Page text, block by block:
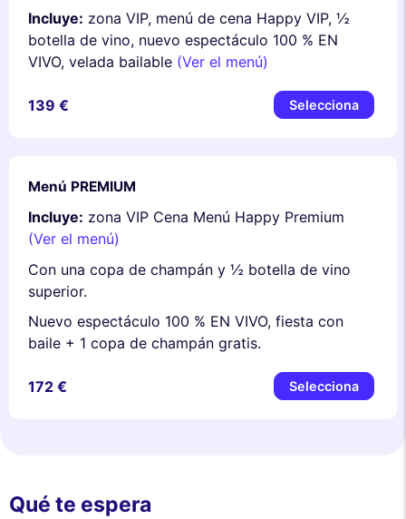
Incluye: zona VIP, menú de cena Happy VIP, ½
botella de vino, nuevo espectáculo 100 % EN
VIVO, velada bailable (Ver el menú)
139 € Selecciona
Menú PREMIUM
Incluye: zona VIP Cena Menú Happy Premium
(Ver el menú)
Con una copa de champán y ½ botella de vino
superior.
Nuevo espectáculo 100 % EN VIVO, fiesta con
baile + 1 copa de champán gratis.
172 € Selecciona
Qué te espera